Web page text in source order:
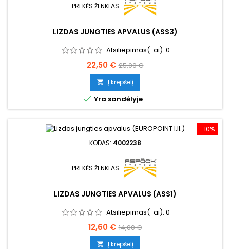
PREKĖS ŽENKLAS:
LIZDAS JUNGTIES APVALUS (ASS3)
Atsiliepimas(-ai): 0
Kaina
22,50 € Bazinė
kaina
25,00 €
 Į krepšelį
 Yra sandėlyje
−10%
KODAS: 4002238
PREKĖS ŽENKLAS:
LIZDAS JUNGTIES APVALUS (ASS1)
Atsiliepimas(-ai): 0
Kaina
12,60 € Bazinė
kaina
14,00 €
 Į krepšelį